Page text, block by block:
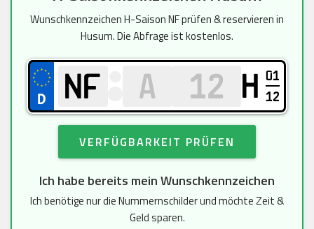
springen
Wunschkennzeichen H-Saison NF prüfen & reservieren in
Husum. Die Abfrage ist kostenlos.
H 01
12
VERFÜGBARKEIT PRÜFEN
Ich habe bereits mein Wunschkennzeichen
Ich benötige nur die Nummernschilder und möchte Zeit &
Geld sparen.